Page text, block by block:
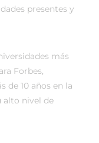
presentes y
más
Forbes,
de 10 años en la
alto nivel de